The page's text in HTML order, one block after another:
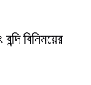
বিনিময়ের